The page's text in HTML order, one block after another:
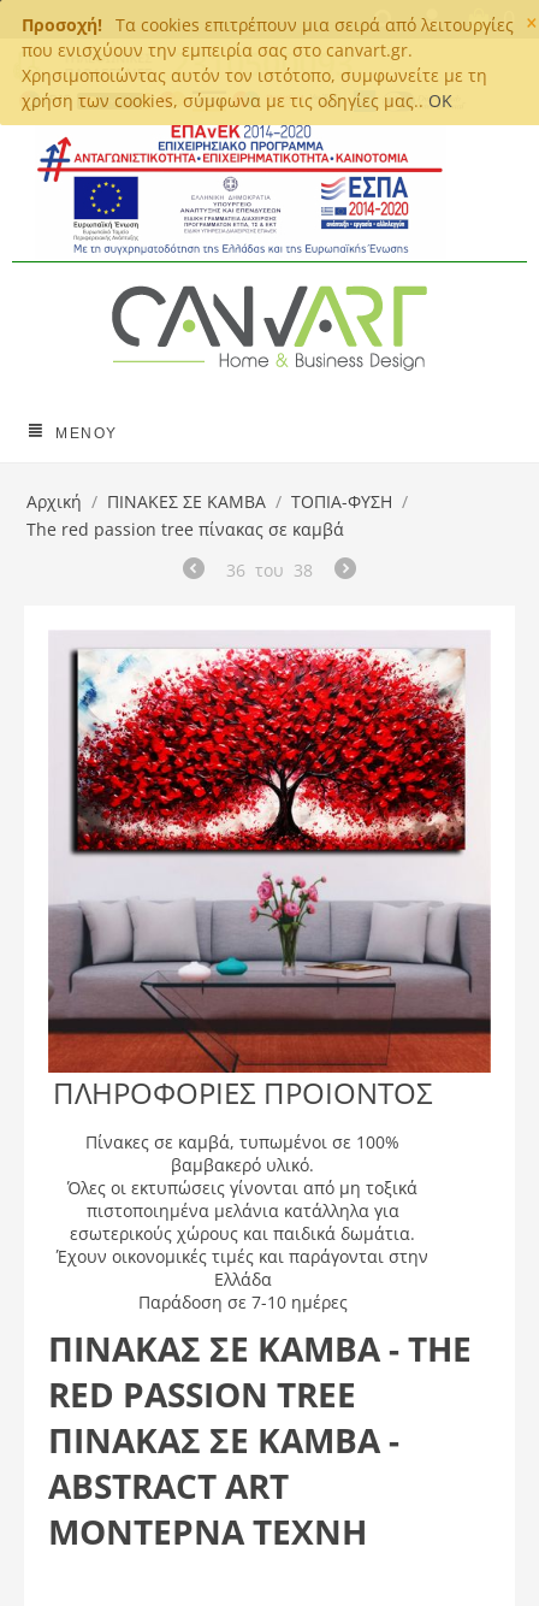
×
Προσοχή!
Τα cookies επιτρέπουν μια σειρά από λειτουργίες
που ενισχύουν την εμπειρία σας στο canvart.gr.
Χρησιμοποιώντας αυτόν τον ιστότοπο, συμφωνείτε με τη
χρήση των cookies, σύμφωνα με τις οδηγίες μας.. OK
0
ΜΕΝΟΎ
Αρχική / ΠΙΝΑΚΕΣ ΣΕ ΚΑΜΒΑ / ΤΟΠΙΑ-ΦΥΣΗ /
Τhe red passion tree πίνακας σε καμβά
36 του 38
ΠΛΗΡΟΦΟΡΙΕΣ ΠΡΟΙΟΝΤΟΣ
Πίνακες σε καμβά, τυπωμένοι σε 100%
βαμβακερό υλικό.
Όλες οι εκτυπώσεις γίνονται από μη τοξικά
πιστοποιημένα μελάνια κατάλληλα για
εσωτερικούς χώρους και παιδικά δωμάτια.
Έχουν οικονομικές τιμές και παράγονται στην
Ελλάδα
Παράδοση σε 7-10 ημέρες
ΠΙΝΑΚΑΣ ΣΕ ΚΑΜΒΑ - ΤHE
RED PASSION TREE
ΠΊΝΑΚΑΣ ΣΕ ΚΑΜΒΆ -
ABSTRACT ART
ΜΟΝΤΕΡΝΑ ΤΕΧΝΗ